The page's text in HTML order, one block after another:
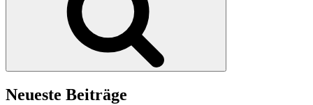
Neueste Beiträge